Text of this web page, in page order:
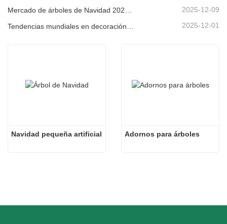
Mercado de árboles de Navidad 2025: Tendencias, tecnologías y guía de compras para compradores B2B 2025-12-09
2025-12-01
Navidad pequeña artificial Adornos para árboles